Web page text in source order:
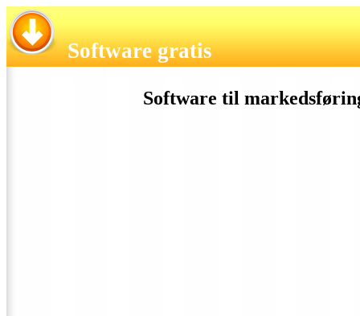
Software gratis
Software til